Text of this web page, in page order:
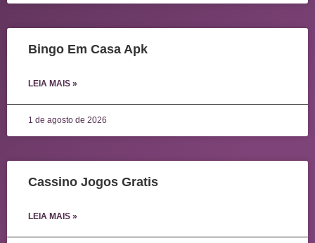
Bingo Em Casa Apk
LEIA MAIS »
1 de agosto de 2026
Cassino Jogos Gratis
LEIA MAIS »